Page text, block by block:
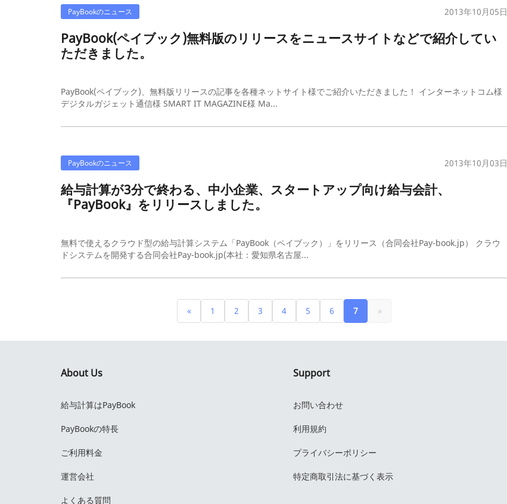
PayBookのニュース 2013年10月05日
PayBook(ペイブック)無料版のリリースをニュースサイトなどで紹介してい
ただきました。
PayBook(ペイブック)、無料版リリースの記事を各種ネットサイト様でご紹介いただきました！ インターネットコム様
デジタルガジェット通信様 SMART IT MAGAZINE様 Ma...
PayBookのニュース 2013年10月03日
給与計算が3分で終わる、中小企業、スタートアップ向け給与会計、
『PayBook』をリリースしました。
無料で使えるクラウド型の給与計算システム「PayBook（ペイブック）」をリリース（合同会社Pay-book.jp） クラウ
ドシステムを開発する合同会社Pay-book.jp(本社：愛知県名古屋...
« 1 2 3 4 5 6 7 »
About Us
給与計算はPayBook
PayBookの特長
ご利用料金
運営会社
よくある質問
Support
お問い合わせ
利用規約
プライバシーポリシー
特定商取引法に基づく表示